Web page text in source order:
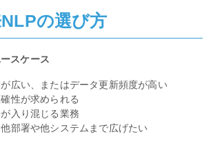
NLPの選び方
スケース